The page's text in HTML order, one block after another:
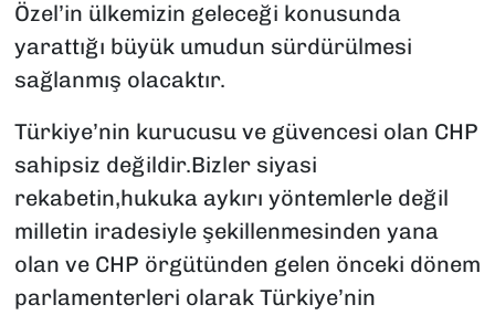
Özel’in ülkemizin geleceği konusunda
yarattığı büyük umudun sürdürülmesi
sağlanmış olacaktır.
Türkiye’nin kurucusu ve güvencesi olan CHP
sahipsiz değildir.Bizler siyasi
rekabetin,hukuka aykırı yöntemlerle değil
milletin iradesiyle şekillenmesinden yana
olan ve CHP örgütünden gelen önceki dönem
parlamenterleri olarak Türkiye’nin